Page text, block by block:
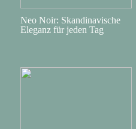
Neo Noir: Skandinavische
Eleganz für jeden Tag